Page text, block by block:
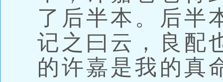
了后半本。后半
记之曰云，良配
的许嘉是我的真